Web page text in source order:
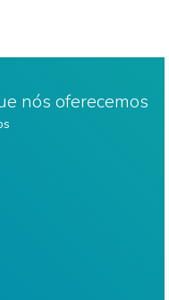
nós oferecemos